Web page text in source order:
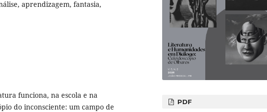
aprendizagem, fantasia,
funciona, na escola e na
do inconsciente: um campo de
PDF